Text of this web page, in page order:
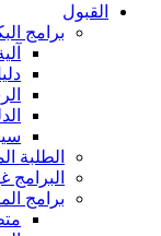
القبول
برامج
الطلبة
البرامج
برامج